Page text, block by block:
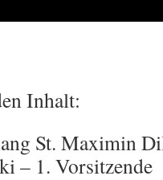
Inhalt:
St. Maximin
– 1. Vorsitzende